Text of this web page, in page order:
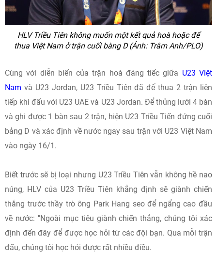
HLV Triều Tiên không muốn một kết quả hoà hoặc để
thua Việt Nam ở trận cuối bàng D (Ảnh: Trâm Anh/PLO)
Cùng với diễn biến của trận hoà đáng tiếc giữa U23 Việt
Nam và U23 Jordan, U23 Triều Tiên đã để thua 2 trận liên
tiếp khi đấu với U23 UAE và U23 Jordan. Để thủng lưới 4 bàn
và ghi được 1 bàn sau 2 trận, hiện U23 Triều Tiến đứng cuối
bảng D và xác định về nước ngay sau trận với U23 Việt Nam
vào ngày 16/1.
Biết trước sẽ bị loại nhưng U23 Triều Tiên vẫn không hề nao
núng, HLV của U23 Triều Tiên khẳng định sẽ giành chiến
thắng trước thầy trò ông Park Hang seo để ngẩng cao đầu
về nước: "Ngoài mục tiêu giành chiến thắng, chúng tôi xác
định đến đây để được học hỏi từ các đội bạn. Qua mỗi trận
đấu, chúng tôi học hỏi được rất nhiều điều.